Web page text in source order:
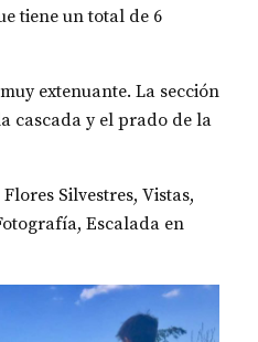
tiene un total de 6
extenuante. La sección
cascada y el prado de la
Silvestres, Vistas,
Escalada en